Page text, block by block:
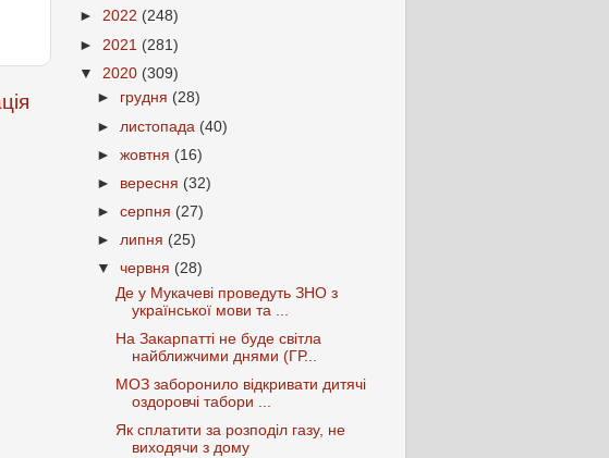
► 2022 (248)
► 2021 (281)
▼ 2020 (309)
► грудня (28)
► листопада (40)
►жовтня (16)
► вересня (32)
►серпня (27)
►липня (25)
▼червня (28)
Де у Мукачеві проведуть ЗНО з
української мови та ...
На Закарпатті не буде світла
найближчими днями (ГР...
МОЗ заборонило відкривати дитячі
оздоровчі табори ...
Як сплатити за розподіл газу, не
виходячи з дому